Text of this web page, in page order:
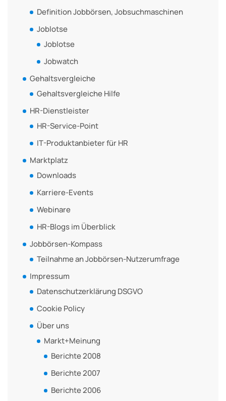
Definition Jobbörsen, Jobsuchmaschinen
Joblotse
Joblotse
Jobwatch
Gehaltsvergleiche
Gehaltsvergleiche Hilfe
HR-Dienstleister
HR-Service-Point
IT-Produktanbieter für HR
Marktplatz
Downloads
Karriere-Events
Webinare
HR-Blogs im Überblick
Jobbörsen-Kompass
Teilnahme an Jobbörsen-Nutzerumfrage
Impressum
Datenschutzerklärung DSGVO
Cookie Policy
Über uns
Markt+Meinung
Berichte 2008
Berichte 2007
Berichte 2006